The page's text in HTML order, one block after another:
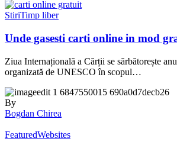
StiriTimp liber
Unde gasesti carti online in mod
Ziua Internațională a Cărții se sărbătorește
organizată de UNESCO în scopul…
By
Bogdan Chirea
FeaturedWebsites